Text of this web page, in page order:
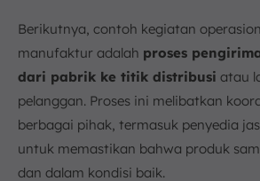
Berikutnya, contoh kegiatan
manufaktur adalah proses
dari pabrik ke titik distribusi atau
pelanggan. Proses ini melibatkan
berbagai pihak, termasuk penyedia
untuk memastikan bahwa produk
dan dalam kondisi baik.